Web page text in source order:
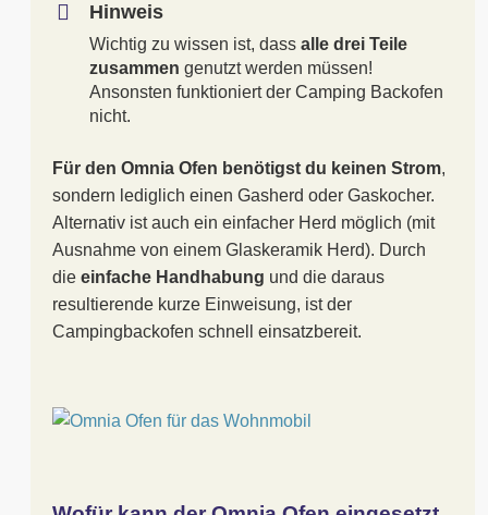
Hinweis
Wichtig zu wissen ist, dass alle drei Teile
zusammen genutzt werden müssen!
Ansonsten funktioniert der Camping Backofen
nicht.
Für den Omnia Ofen benötigst du keinen Strom,
sondern lediglich einen Gasherd oder Gaskocher.
Alternativ ist auch ein einfacher Herd möglich (mit
Ausnahme von einem Glaskeramik Herd). Durch
die einfache Handhabung und die daraus
resultierende kurze Einweisung, ist der
Campingbackofen schnell einsatzbereit.